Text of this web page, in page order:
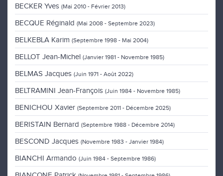
BECKER Yves (Mai 2010 - Février 2013)
BECQUE Réginald (Mai 2008 - Septembre 2023)
BELKEBLA Karim (Septembre 1998 - Mai 2004)
BELLOT Jean-Michel (Janvier 1981 - Novembre 1985)
BELMAS Jacques (Juin 1971 - Août 2022)
BELTRAMINI Jean-François (Juin 1984 - Novembre 1985)
BENICHOU Xavier (Septembre 2011 - Décembre 2025)
BERISTAIN Bernard (Septembre 1988 - Décembre 2014)
BESCOND Jacques (Novembre 1983 - Janvier 1984)
BIANCHI Armando (Juin 1984 - Septembre 1986)